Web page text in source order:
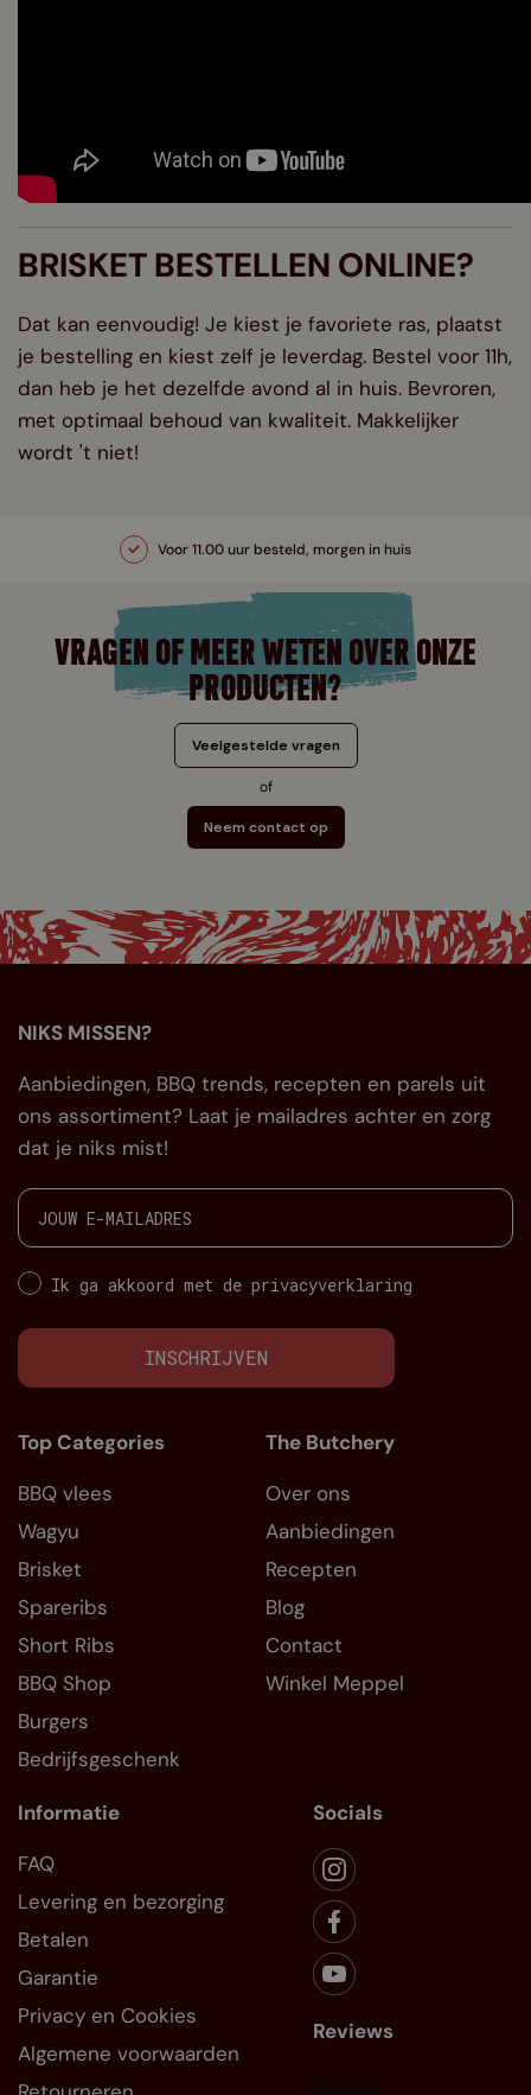
BRISKET BESTELLEN ONLINE?
Dat kan eenvoudig! Je kiest je favoriete ras, plaatst
je bestelling en kiest zelf je leverdag. Bestel voor 11h,
dan heb je het dezelfde avond al in huis. Bevroren,
met optimaal behoud van kwaliteit. Makkelijker
wordt 't niet!
Voor 11.00 uur besteld, morgen in huis
VRAGEN OF MEER WETEN OVER ONZE
PRODUCTEN?
Veelgestelde vragen
of
Neem contact op
NIKS MISSEN?
Aanbiedingen, BBQ trends, recepten en parels uit
ons assortiment? Laat je mailadres achter en zorg
dat je niks mist!
Ik ga akkoord met de privacyverklaring
INSCHRIJVEN
Top Categories
BBQ vlees
Wagyu
Brisket
Spareribs
Short Ribs
BBQ Shop
Burgers
Bedrijfsgeschenk
The Butchery
Over ons
Aanbiedingen
Recepten
Blog
Contact
Winkel Meppel
Informatie
FAQ
Levering en bezorging
Betalen
Garantie
Privacy en Cookies
Algemene voorwaarden
Socials
Reviews